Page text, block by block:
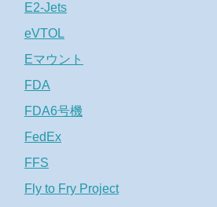
E2-Jets
eVTOL
Eマウント
FDA
FDA6号機
FedEx
FFS
Fly to Fry Project